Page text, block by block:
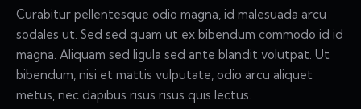
Curabitur pellentesque odio magna, id malesuada arcu
sodales ut. Sed sed quam ut ex bibendum commodo id id
magna. Aliquam sed ligula sed ante blandit volutpat. Ut
bibendum, nisi et mattis vulputate, odio arcu aliquet
metus, nec dapibus risus risus quis lectus.